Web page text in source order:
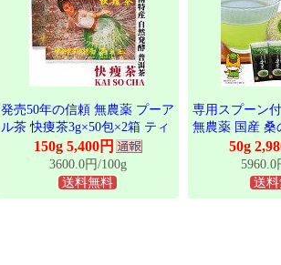
発売50年の信頼 無農薬 プーア
ル茶 快痩茶3g×50包×2箱 ティ
ーバッグ アルカリ度64 東西物
産株式会社 群馬県 雲南 後発
酵茶 プアール茶 プーアール茶
ティーバッグ プーアル ぷーあ
150g 5,400円
3600.0円/100g
送料無料
専用スプーン
無農薬 国産 桑
の桑茶(パウダ
(各50g) 健康茶
産品 ぐんまち
50g
5960.0
送